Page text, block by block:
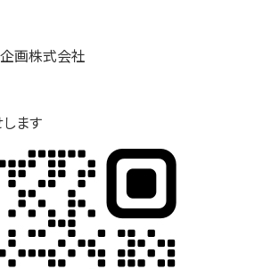
画株式会社
ます